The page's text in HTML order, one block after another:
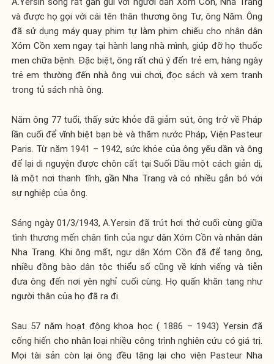
và được họ gọi với cái tên thân thương ông Tư, ông Năm. Ông
đã sử dụng máy quay phim tự làm phim chiếu cho nhân dân
Xóm Cồn xem ngay tại hành lang nhà mình, giúp đỡ họ thuốc
men chữa bệnh. Đặc biệt, ông rất chú ý đến trẻ em, hàng ngày
trẻ em thường đến nhà ông vui chơi, đọc sách và xem tranh
trong tủ sách nhà ông.
Năm ông 77 tuổi, thấy sức khỏe đã giảm sút, ông trở về Pháp
lần cuối để vĩnh biệt bạn bè và thăm nước Pháp, Viện Pasteur
Paris. Từ năm 1941 – 1942, sức khỏe của ông yếu dần và ông
để lại di nguyện được chôn cất tại Suối Dầu một cách giản dị,
là một nơi thanh tĩnh, gần Nha Trang và có nhiều gắn bó với
sự nghiệp của ông.
Sáng ngày 01/3/1943, A.Yersin đã trút hơi thở cuối cùng giữa
tình thương mến chân tình của ngư dân Xóm Cồn và nhân dân
Nha Trang. Khi ông mất, ngư dân Xóm Cồn đã để tang ông,
nhiều đồng bào dân tộc thiểu số cũng về kính viếng và tiễn
đưa ông đến nơi yên nghỉ cuối cùng. Họ quấn khăn tang như
người thân của họ đã ra đi.
Sau 57 năm hoạt động khoa học ( 1886 – 1943) Yersin đã
cống hiến cho nhân loại nhiều công trình nghiên cứu có giá trị.
Mọi tài sản còn lại ông đều tặng lại cho viện Pasteur Nha